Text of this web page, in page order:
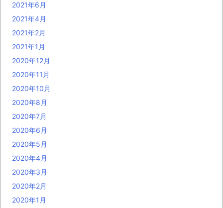
2021年6月
2021年4月
2021年2月
2021年1月
2020年12月
2020年11月
2020年10月
2020年8月
2020年7月
2020年6月
2020年5月
2020年4月
2020年3月
2020年2月
2020年1月